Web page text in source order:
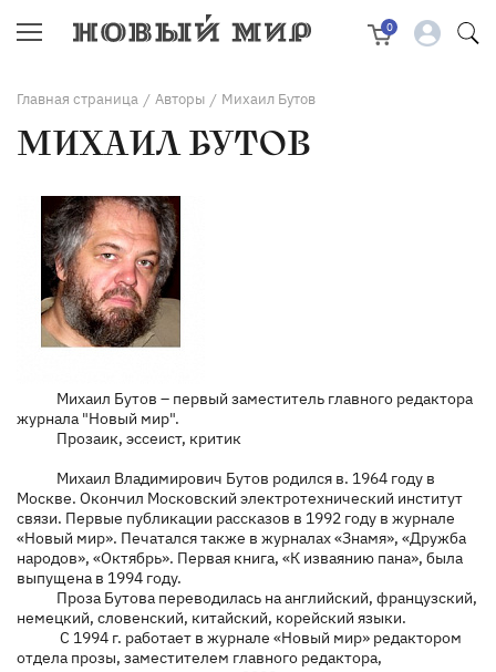
0
Главная страница / Авторы / Михаил Бутов
МИХАИЛ БУТОВ
Михаил Бутов – первый заместитель главного редактора
журнала "Новый мир".
Прозаик, эссеист, критик
Михаил Владимирович Бутов родился в. 1964 году в
Москве. Окончил Московский электротехнический институт
связи. Первые публикации рассказов в 1992 году в журнале
«Новый мир». Печатался также в журналах «Знамя», «Дружба
народов», «Октябрь». Первая книга, «К изваянию пана», была
выпущена в 1994 году.
Проза Бутова переводилась на английский, французский,
немецкий, словенский, китайский, корейский языки.
С 1994 г. работает в журнале «Новый мир» редактором
отдела прозы, заместителем главного редактора,